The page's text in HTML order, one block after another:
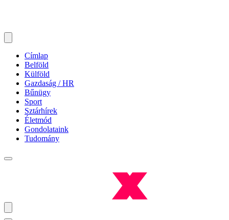
Címlap
Belföld
Külföld
Gazdaság / HR
Bűnügy
Sport
Sztárhírek
Életmód
Gondolataink
Tudomány